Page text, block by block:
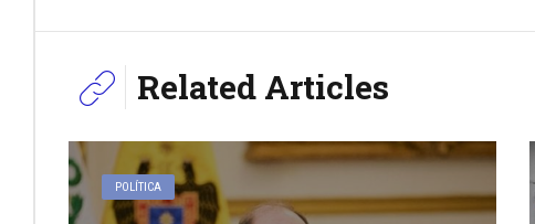
Related Articles
POLÍTICA